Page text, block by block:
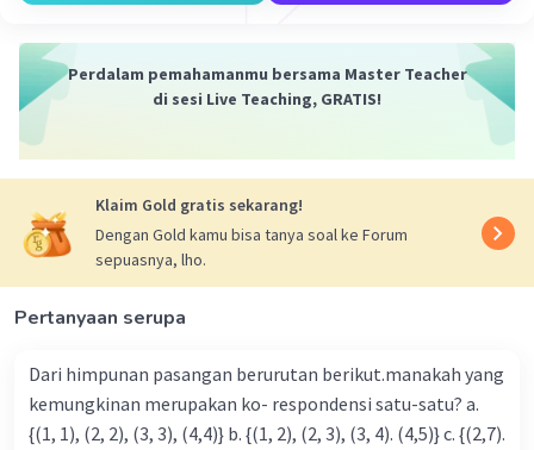
Perdalam pemahamanmu bersama Master Teacher
di sesi Live Teaching, GRATIS!
Klaim Gold gratis sekarang!
Dengan Gold kamu bisa tanya soal ke Forum
sepuasnya, lho.
Pertanyaan serupa
Dari himpunan pasangan berurutan berikut.manakah yang
kemungkinan merupakan ko- respondensi satu-satu? a.
{(1, 1), (2, 2), (3, 3), (4,4)} b. {(1, 2), (2, 3), (3, 4). (4,5)} c. {(2,7).